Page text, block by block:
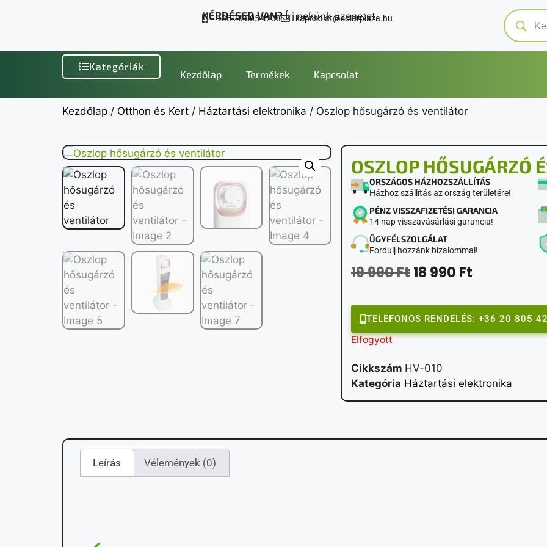
KÉRDÉSED VAN?Írj nekünk üzenetet.
+36 20 805 4208 kapcsolat@solarplaza.hu
Kategóriák
Kezdőlap Termékek Kapcsolat
Kezdőlap / Otthon és Kert / Háztartási elektronika / Oszlop hősugárzó és ventilátor
OSZLOP HŐSUGÁRZÓ
ORSZÁGOS HÁZHOZSZÁLLÍTÁS
Házhoz szállítás az ország területére!
PÉNZ VISSZAFIZETÉSI GARANCIA
14 nap visszavásárlási garancia!
ÜGYFÉLSZOLGÁLAT
Fordulj hozzánk bizalommal!
19 990Ft18 990 Ft
TELEFONOS RENDELÉS: +36 20 805
Elfogyott
Cikkszám HV-010
Kategória Háztartási elektronika
Leírás Vélemények (0)